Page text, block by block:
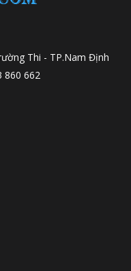
Thi - TP.Nam Định
860 662